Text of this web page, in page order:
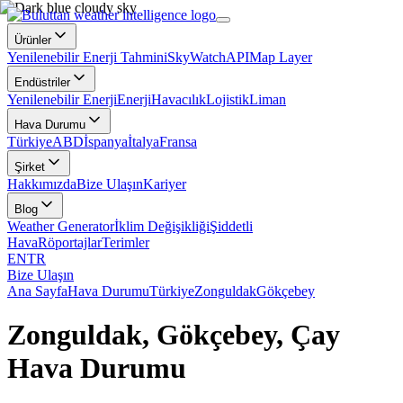
Ürünler
Yenilenebilir Enerji TahminiSkyWatchAPIMap Layer
Endüstriler
Yenilenebilir EnerjiEnerjiHavacılıkLojistikLiman
Hava Durumu
TürkiyeABDİspanyaİtalyaFransa
Şirket
HakkımızdaBize UlaşınKariyer
Blog
Weather Generatorİklim DeğişikliğiŞiddetli
HavaRöportajlarTerimler
ENTR
Bize Ulaşın
Ana SayfaHava DurumuTürkiyeZonguldakGökçebey
Zonguldak, Gökçebey, Çay
Hava Durumu